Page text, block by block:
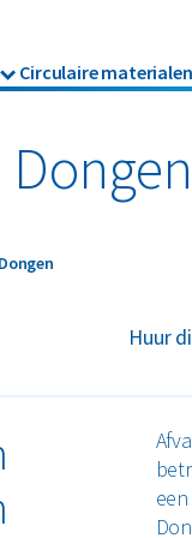
containers
Glas
Grofvuil
Circulaire materialen
Mineralen
Huur